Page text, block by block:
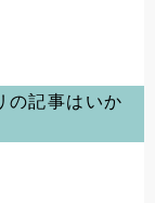
の記事はいか